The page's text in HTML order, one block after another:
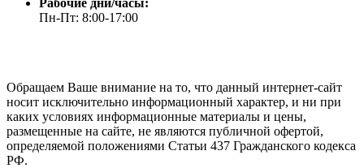
Рабочие дни/часы:
Пн-Пт: 8:00-17:00
Обращаем Ваше внимание на то, что данный интернет-сайт
носит исключительно информационный характер, и ни при
каких условиях информационные материалы и цены,
размещенные на сайте, не являются публичной офертой,
определяемой положениями Статьи 437 Гражданского кодекса
РФ.